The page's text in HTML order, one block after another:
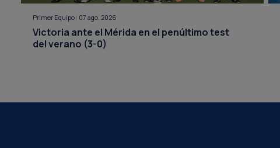
Primer Equipo | 07 ago. 2026
Victoria ante el Mérida en el penúltimo test
del verano (3-0)